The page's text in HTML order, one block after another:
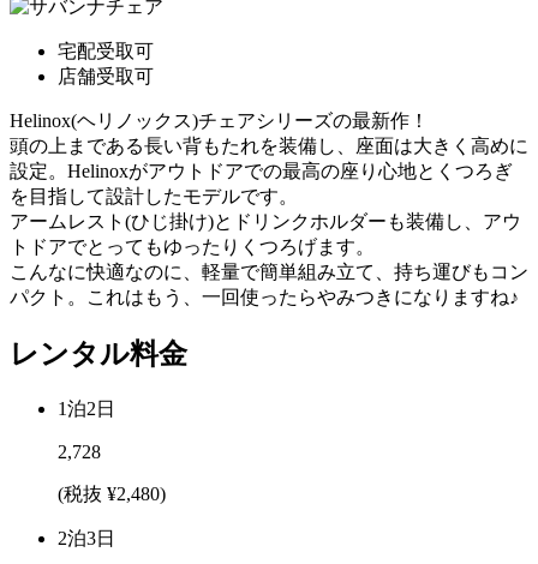
宅配受取可
店舗受取可
Helinox(ヘリノックス)チェアシリーズの最新作！
頭の上まである長い背もたれを装備し、座面は大きく高めに
設定。Helinoxがアウトドアでの最高の座り心地とくつろぎ
を目指して設計したモデルです。
アームレスト(ひじ掛け)とドリンクホルダーも装備し、アウ
トドアでとってもゆったりくつろげます。
こんなに快適なのに、軽量で簡単組み立て、持ち運びもコン
パクト。これはもう、一回使ったらやみつきになりますね♪
レンタル料金
1泊2日
2,728
(税抜 ¥2,480)
2泊3日